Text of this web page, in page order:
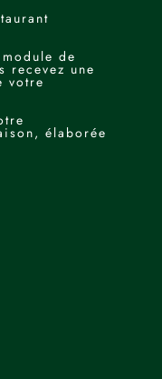
de
recevez une
votre
élaborée